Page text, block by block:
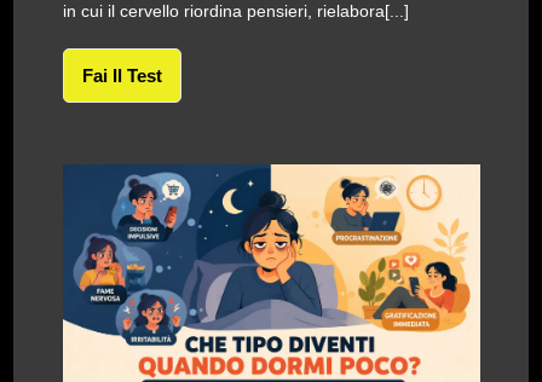
in cui il cervello riordina pensieri, rielabora[...]
Fai Il Test